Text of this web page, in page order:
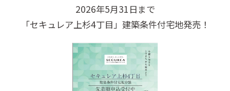
2026年5月31日まで
「セキュレア上杉4丁目」建築条件付宅地発売！